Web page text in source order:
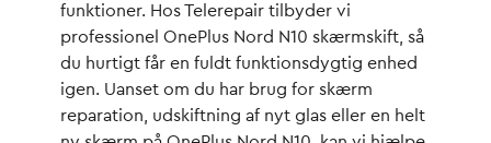
funktioner. Hos Telerepair tilbyder vi
professionel OnePlus Nord N10 skærmskift , så
du hurtigt får en fuldt funktionsdygtig enhed
igen. Uanset om du har brug for skærm
reparation, udskiftning af nyt glas eller en helt